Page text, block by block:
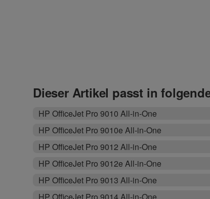
Dieser Artikel passt in
HP OfficeJet Pro 9010 All-in-One
HP OfficeJet Pro 9010e All-in-One
HP OfficeJet Pro 9012 All-in-One
HP OfficeJet Pro 9012e All-in-One
HP OfficeJet Pro 9013 All-in-One